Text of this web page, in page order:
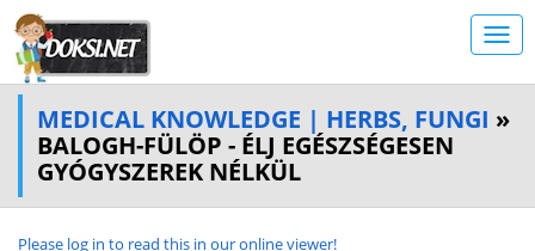
MEDICAL KNOWLEDGE | HERBS, FUNGI »
BALOGH-FÜLÖP - ÉLJ EGÉSZSÉGESEN
GYÓGYSZEREK NÉLKÜL
Please log in to read this in our online viewer!